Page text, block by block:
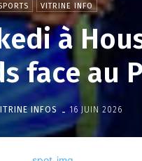
VITRINE INFO
à
face au
INFOS - 16 JUIN 2026